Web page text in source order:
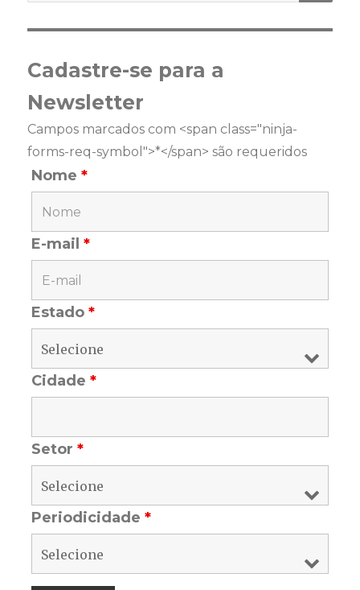
Cadastre-se para a
Newsletter
Campos marcados com <span class="ninja-
forms-req-symbol">*</span> são requeridos
Nome*
E-mail*
Estado*
Cidade*
Setor*
Periodicidade*